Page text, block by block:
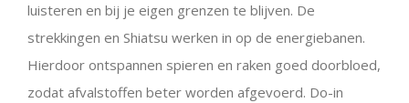
luisteren en bij je eigen grenzen te blijven. De
strekkingen en Shiatsu werken in op de energiebanen.
Hierdoor ontspannen spieren en raken goed doorbloed,
zodat afvalstoffen beter worden afgevoerd. Do-in